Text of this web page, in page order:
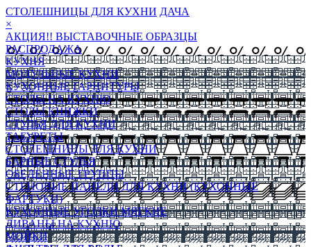
СТОЛЕШНИЦЫ ДЛЯ КУХНИ ДАЧА
×
АКЦИЯ!! ВЫСТАВОЧНЫЕ ОБРАЗЦЫ
РАСПРОДАЖА
КУХНЯ
МОДУЛЬНЫЕ КУХНИ
КУХОННЫЕ ГАРНИТУРЫ
СТОЛЫ НА КУХНЮ
СТОЛЫ КНИЖКИ
СТУЛЬЯ ДЛЯ КУХНИ
ТАБУРЕТЫ
СТОЛЕШНИЦЫ ДЛЯ КУХНИ
БАРНЫЕ СТУЛЬЯ
ОБЕДЕННЫЕ ГРУППЫ
СТЕНОВЫЕ ПАНЕЛИ ДЛЯ КУХНИ (КУХОННЫЕ
ФАРТУКИ)
КУХОННЫЕ УГОЛКИ МЯГКИЕ
ДИВАНЫ НА КУХНЮ
МОЙКИ